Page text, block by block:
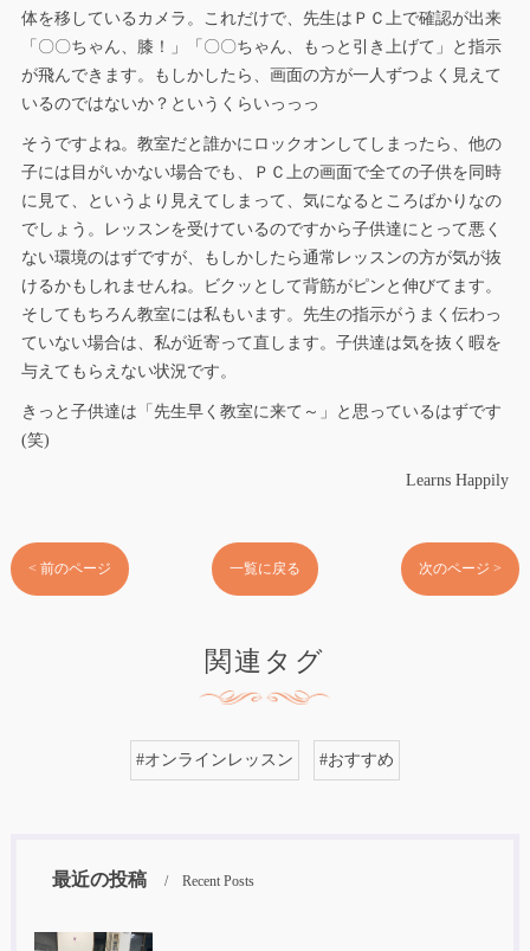
体を移しているカメラ。これだけで、先生はＰＣ上で確認が出来
「〇〇ちゃん、膝！」「〇〇ちゃん、もっと引き上げて」と指示
が飛んできます。もしかしたら、画面の方が一人ずつよく見えて
いるのではないか？というくらいっっっ
そうですよね。教室だと誰かにロックオンしてしまったら、他の
子には目がいかない場合でも、ＰＣ上の画面で全ての子供を同時
に見て、というより見えてしまって、気になるところばかりなの
でしょう。レッスンを受けているのですから子供達にとって悪く
ない環境のはずですが、もしかしたら通常レッスンの方が気が抜
けるかもしれませんね。ビクッとして背筋がピンと伸びてます。
そしてもちろん教室には私もいます。先生の指示がうまく伝わっ
ていない場合は、私が近寄って直します。子供達は気を抜く暇を
与えてもらえない状況です。
きっと子供達は「先生早く教室に来て～」と思っているはずです
(笑)
Learns Happily
< 前のページ 一覧に戻る 次のページ >
関連タグ
#オンラインレッスン #おすすめ
最近の投稿 Recent Posts